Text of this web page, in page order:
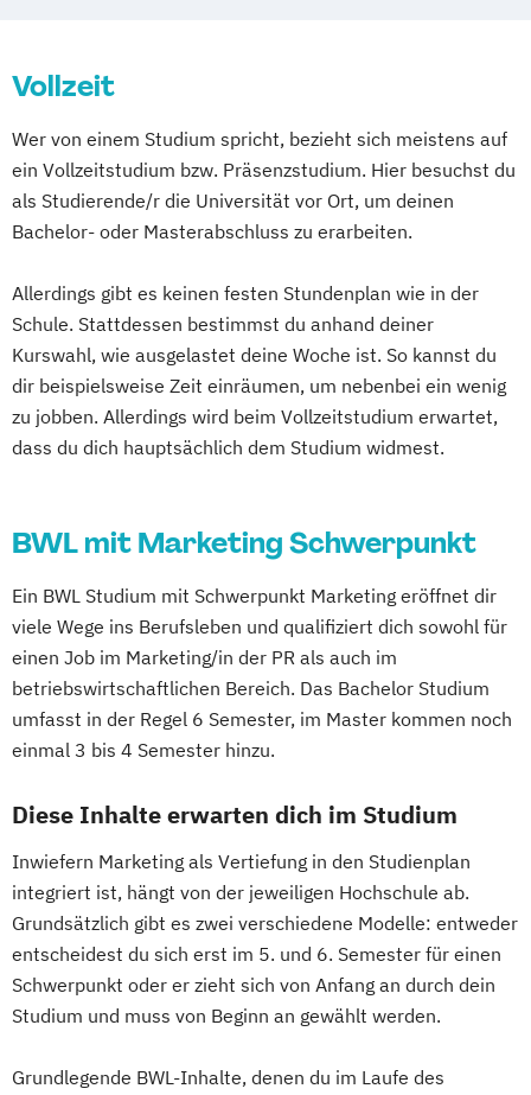
Vollzeit
Wer von einem Studium spricht, bezieht sich meistens auf
ein Vollzeitstudium bzw. Präsenzstudium. Hier besuchst du
als Studierende/r die Universität vor Ort, um deinen
Bachelor- oder Masterabschluss zu erarbeiten.
Allerdings gibt es keinen festen Stundenplan wie in der
Schule. Stattdessen bestimmst du anhand deiner
Kurswahl, wie ausgelastet deine Woche ist. So kannst du
dir beispielsweise Zeit einräumen, um nebenbei ein wenig
zu jobben. Allerdings wird beim Vollzeitstudium erwartet,
dass du dich hauptsächlich dem Studium widmest.
BWL mit Marketing Schwerpunkt
Ein BWL Studium mit Schwerpunkt Marketing eröffnet dir
viele Wege ins Berufsleben und qualifiziert dich sowohl für
einen Job im Marketing/in der PR als auch im
betriebswirtschaftlichen Bereich. Das Bachelor Studium
umfasst in der Regel 6 Semester, im Master kommen noch
einmal 3 bis 4 Semester hinzu.
Diese Inhalte erwarten dich im Studium
Inwiefern Marketing als Vertiefung in den Studienplan
integriert ist, hängt von der jeweiligen Hochschule ab.
Grundsätzlich gibt es zwei verschiedene Modelle: entweder
entscheidest du sich erst im 5. und 6. Semester für einen
Schwerpunkt oder er zieht sich von Anfang an durch dein
Studium und muss von Beginn an gewählt werden.
Grundlegende BWL-Inhalte, denen du im Laufe des